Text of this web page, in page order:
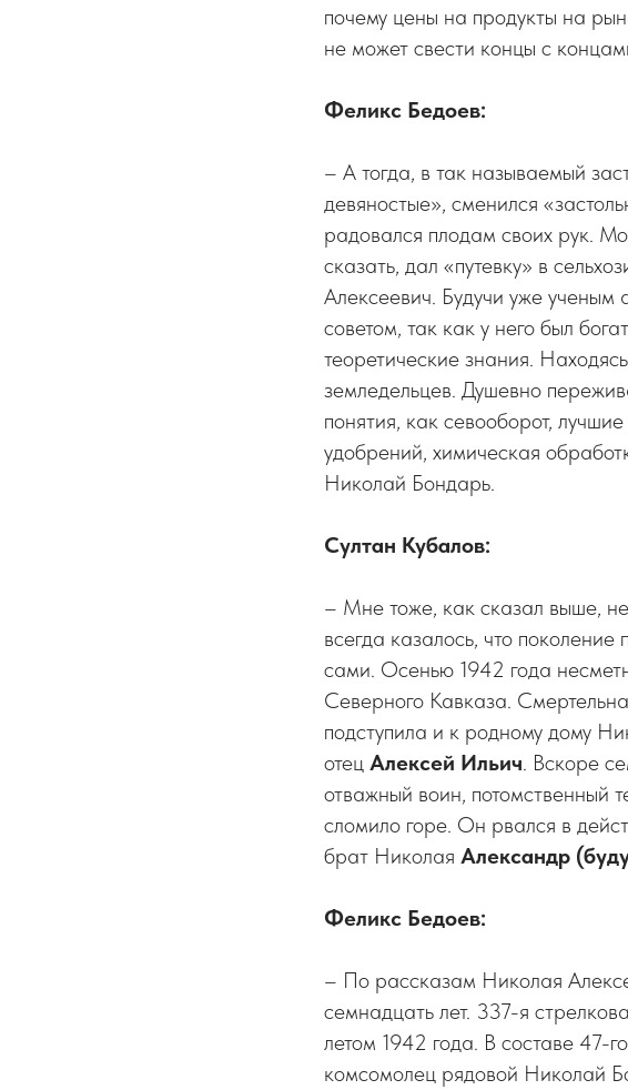
почему цены на продукты на
не может свести концы с
Феликс Бедоев:
– А тогда, в так называемый
девяностые», сменился
радовался плодам своих рук.
сказать, дал «путевку» в
Алексеевич. Будучи уже
советом, так как у него был
теоретические знания.
земледельцев. Душевно
понятия, как севооборот,
удобрений, химическая
Николай Бондарь.
Султан Кубалов:
– Мне тоже, как сказал выше,
всегда казалось, что
сами. Осенью 1942 года
Северного Кавказа.
подступила и к родному дому
отец Алексей Ильич. Вскоре
отважный воин, потомственный
сломило горе. Он рвался в
брат Николая Александр
Феликс Бедоев:
– По рассказам Николая
семнадцать лет. 337-я
летом 1942 года. В составе 47-
комсомолец рядовой Николай